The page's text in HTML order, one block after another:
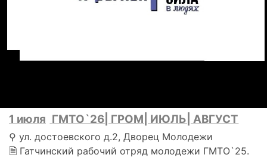
1 июля ГМТО`26| ГРОМ| ИЮЛЬ| АВГУСТ
⚲ ул. достоевского д.2, Дворец Молодежи
🗎 Гатчинский рабочий отряд молодежи ГМТО`25.